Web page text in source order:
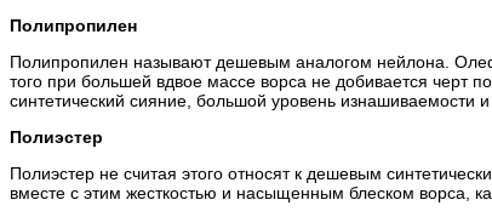
Полипропилен
Полипропилен называют дешевым аналогом нейлона.
того при большей вдвое массе ворса не добивается
синтетический сияние, большой уровень
Полиэстер
Полиэстер не считая этого относят к дешевым
вместе с этим жесткостью и насыщенным блеском ворса,